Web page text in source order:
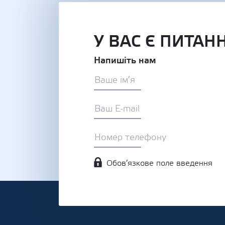
У ВАС Є
Напишіть нам
Обов’язкове поле введення